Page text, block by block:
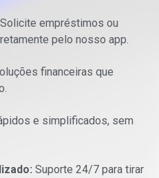
Solicite empréstimos ou
pelo nosso app.
financeiras que
e simplificados, sem
Suporte 24/7 para tirar